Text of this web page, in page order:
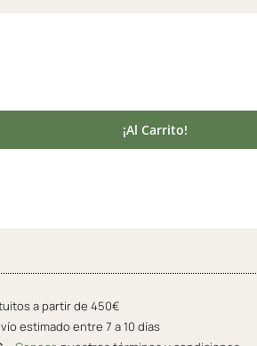
¡Al Carrito!
a partir de 450€
estimado entre 7 a 10 días